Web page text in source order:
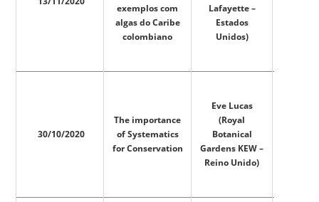
exemplos com
algas do Caribe
colombiano
Lafayette –
Estados
Unidos)
30/10/2020
The importance
of Systematics
for Conservation
Eve Lucas
(Royal
Botanical
Gardens KEW –
Reino Unido)